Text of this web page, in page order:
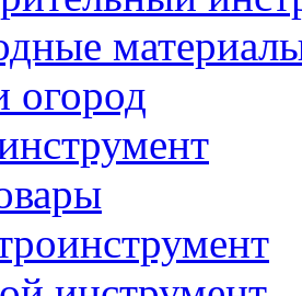
огород